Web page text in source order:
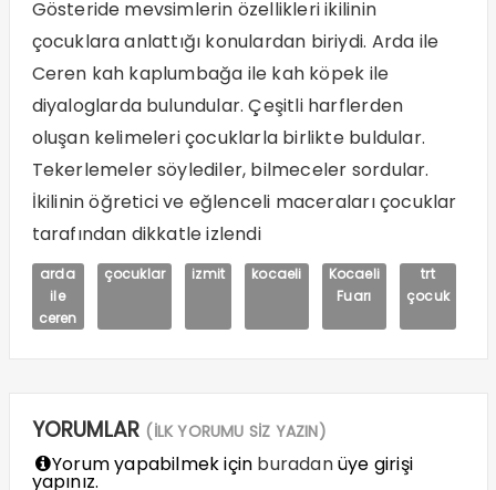
Gösteride mevsimlerin özellikleri ikilinin
çocuklara anlattığı konulardan biriydi. Arda ile
Ceren kah kaplumbağa ile kah köpek ile
diyaloglarda bulundular. Çeşitli harflerden
oluşan kelimeleri çocuklarla birlikte buldular.
Tekerlemeler söylediler, bilmeceler sordular.
İkilinin öğretici ve eğlenceli maceraları çocuklar
tarafından dikkatle izlendi
arda
ile
ceren
çocuklar izmit kocaeli
Kocaeli
Fuarı
trt
çocuk
YORUMLAR (İLK YORUMU SİZ YAZIN)
Yorum yapabilmek için buradanüye girişi
yapınız.